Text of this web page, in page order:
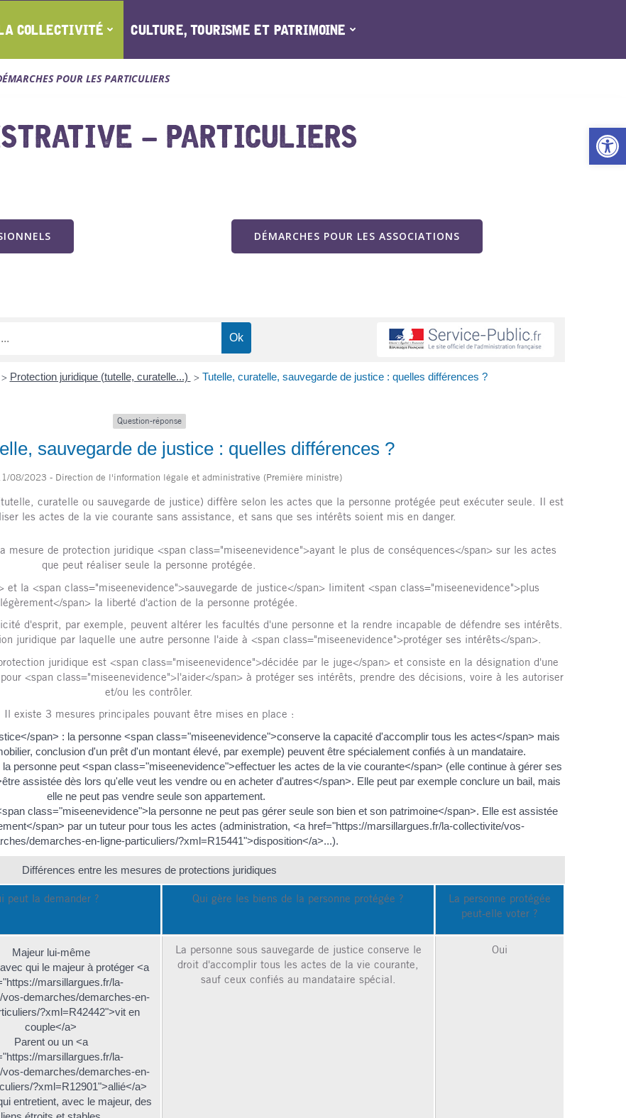
COLLECTIVITÉ CULTURE, TOURISME ET PATRIMOINE
POUR LES PARTICULIERS
– PARTICULIERS
DÉMARCHES POUR LES ASSOCIATIONS
> Protection juridique (tutelle, curatelle...) > Tutelle, curatelle, sauvegarde de justice : quelles différences ?
Question-réponse
sauvegarde de justice : quelles différences ?
08/2023 - Direction de l'information légale et administrative (Première ministre)
curatelle ou sauvegarde de justice) diffère selon les actes que la personne protégée peut exécuter seule. Il est
les actes de la vie courante sans assistance, et sans que ses intérêts soient mis en danger.
mesure de protection juridique <span class="miseenevidence">ayant le plus de conséquences</span> sur les actes
que peut réaliser seule la personne protégée.
et la <span class="miseenevidence">sauvegarde de justice</span> limitent <span class="miseenevidence">plus
légèrement</span> la liberté d'action de la personne protégée.
d'esprit, par exemple, peuvent altérer les facultés d'une personne et la rendre incapable de défendre ses intérêts.
juridique par laquelle une autre personne l'aide à <span class="miseenevidence">protéger ses intérêts</span>.
juridique est <span class="miseenevidence">décidée par le juge</span> et consiste en la désignation d'une
<span class="miseenevidence">l'aider</span> à protéger ses intérêts, prendre des décisions, voire à les autoriser
et/ou les contrôler.
Il existe 3 mesures principales pouvant être mises en place :
span> : la personne <span class="miseenevidence">conserve la capacité d'accomplir tous les actes</span> mais
conclusion d'un prêt d'un montant élevé, par exemple) peuvent être spécialement confiés à un mandataire.
personne peut <span class="miseenevidence">effectuer les actes de la vie courante</span> (elle continue à gérer ses
assistée dès lors qu'elle veut les vendre ou en acheter d'autres</span>. Elle peut par exemple conclure un bail, mais
elle ne peut pas vendre seule son appartement.
class="miseenevidence">la personne ne peut pas gérer seule son bien et son patrimoine</span>. Elle est assistée
span> par un tuteur pour tous les actes (administration, <a href="https://marsillargues.fr/la-collectivite/vos-
demarches-en-ligne-particuliers/?xml=R15441">disposition</a>...).
Différences entre les mesures de protections juridiques
peut la demander ? Qui gère les biens de la personne protégée ?
La personne protégée
peut-elle voter ?
Majeur lui-même
qui le majeur à protéger <a
marsillargues.fr/la-
vos-demarches/demarches-en-
?xml=R42442">vit en
couple</a>
Parent ou un <a
marsillargues.fr/la-
vos-demarches/demarches-en-
?xml=R12901">allié</a>
entretient, avec le majeur, des
La personne sous sauvegarde de justice conserve le
droit d'accomplir tous les actes de la vie courante,
sauf ceux confiés au mandataire spécial.
Oui